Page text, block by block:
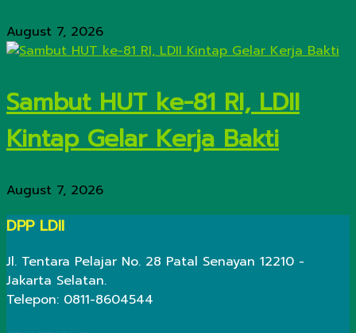
August 7, 2026
Sambut HUT ke-81 RI, LDII
Kintap Gelar Kerja Bakti
August 7, 2026
DPP LDII
Jl. Tentara Pelajar No. 28 Patal Senayan 12210 -
Jakarta Selatan.
Telepon: 0811-8604544